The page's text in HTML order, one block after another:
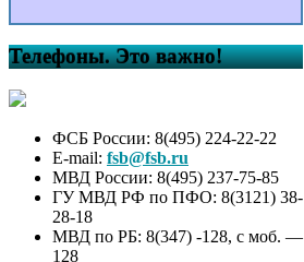
Телефоны. Это важно!
ФСБ России: 8(495) 224-22-22
E-mail: fsb@fsb.ru
МВД России: 8(495) 237-75-85
ГУ МВД РФ по ПФО: 8(3121) 38-
28-18
МВД по РБ: 8(347) -128, с моб. —
128